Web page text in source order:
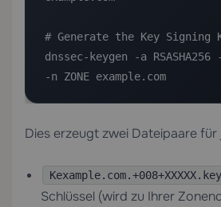
# Generate the Key Signing
dnssec-keygen -a
-n ZONE example.com
Dies erzeugt zwei Dateipaare für
Kexample.com.+008+XXXXX.key
Schlüssel (wird zu Ihrer